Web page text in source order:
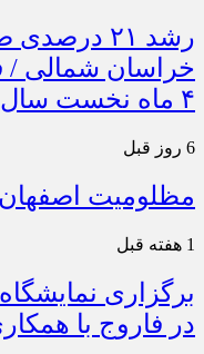
رشد ۲۱
۴ ماه نخست سال
6 روز قبل
مظلومیت
1 هفته قبل
برگزاری
در فاروج با